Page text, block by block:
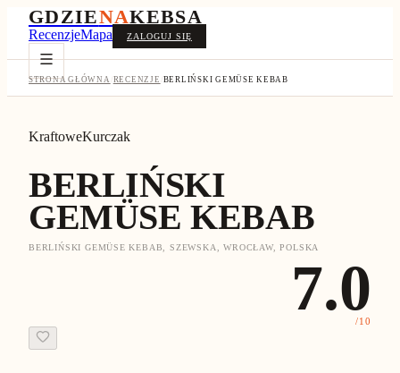
GDZIENAKEBSA
RecenzjeMapa ZALOGUJ SIĘ
STRONA GŁÓWNA RECENZJE BERLIŃSKI GEMÜSE KEBAB
KraftoweKurczak
BERLIŃSKI
GEMÜSE KEBAB
BERLIŃSKI GEMÜSE KEBAB, SZEWSKA, WROCŁAW, POLSKA
7.0
/10